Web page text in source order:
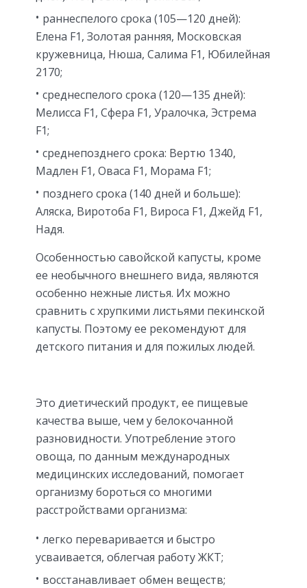
раннеспелого срока (105—120 дней):
Елена F1, Золотая ранняя, Московская
кружевница, Нюша, Салима F1, Юбилейная
2170;
среднеспелого срока (120—135 дней):
Мелисса F1, Сфера F1, Уралочка, Эстрема
F1;
среднепозднего срока: Вертю 1340,
Мадлен F1, Оваса F1, Морама F1;
позднего срока (140 дней и больше):
Аляска, Виротоба F1, Вироса F1, Джейд F1,
Надя.
Особенностью савойской капусты, кроме
ее необычного внешнего вида, являются
особенно нежные листья. Их можно
сравнить с хрупкими листьями пекинской
капусты. Поэтому ее рекомендуют для
детского питания и для пожилых людей.
Это диетический продукт, ее пищевые
качества выше, чем у белокочанной
разновидности. Употребление этого
овоща, по данным международных
медицинских исследований, помогает
организму бороться со многими
расстройствами организма:
легко переваривается и быстро
усваивается, облегчая работу ЖКТ;
восстанавливает обмен веществ;